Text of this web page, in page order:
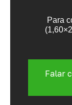
Para
Falar